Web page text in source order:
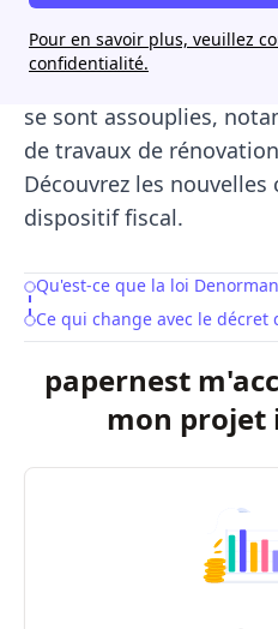
Pour en savoir plus, veuillez
confidentialité.
investisseurs à se
locatif et la rénovation.
se sont assouplies,
de travaux de
Découvrez les
dispositif fiscal.
Table of Contents
Qu'est-ce que la loi
Ce qui change avec le décret
papernest
mon projet